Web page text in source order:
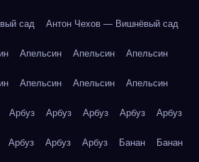
сад Антон Чехов — Вишнёвый сад
Апельсин Апельсин Апельсин
Апельсин Апельсин Апельсин
Арбуз Арбуз Арбуз Арбуз Арбуз
Арбуз Арбуз Арбуз Банан Банан